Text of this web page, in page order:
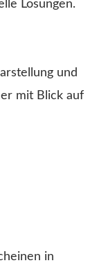
Lösungen.
und
mit Blick auf
in